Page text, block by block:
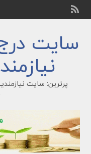
سایت
پرترین: سایت